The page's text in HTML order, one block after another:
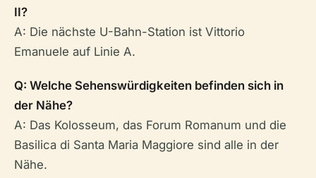
II?
A: Die nächste U-Bahn-Station ist Vittorio
Emanuele auf Linie A.
Q: Welche Sehenswürdigkeiten befinden sich in
der Nähe?
A: Das Kolosseum, das Forum Romanum und die
Basilica di Santa Maria Maggiore sind alle in der
Nähe.